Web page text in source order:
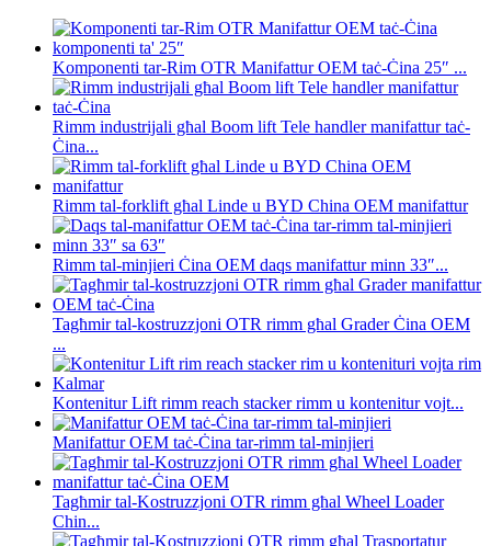
Komponenti tar-Rim OTR Manifattur OEM taċ-Ċina 25″ ...
Rimm industrijali għal Boom lift Tele handler manifattur taċ-
Ċina...
Rimm tal-forklift għal Linde u BYD China OEM manifattur
Rimm tal-minjieri Ċina OEM daqs manifattur minn 33″...
Tagħmir tal-kostruzzjoni OTR rimm għal Grader Ċina OEM
...
Kontenitur Lift rimm reach stacker rimm u kontenitur vojt...
Manifattur OEM taċ-Ċina tar-rimm tal-minjieri
Tagħmir tal-Kostruzzjoni OTR rimm għal Wheel Loader
Chin...